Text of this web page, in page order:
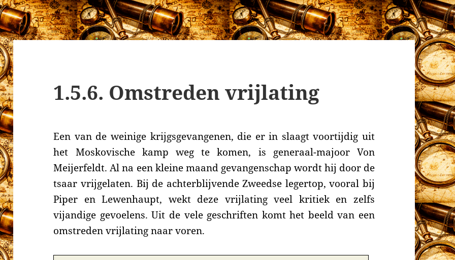
1.5.6. Omstreden vrijlating
Een van de weinige krijgsgevangenen, die er in slaagt voortijdig uit
het Moskovische kamp weg te komen, is generaal-majoor Von
Meijerfeldt. Al na een kleine maand gevangenschap wordt hij door de
tsaar vrijgelaten. Bij de achterblijvende Zweedse legertop, vooral bij
Piper en Lewenhaupt, wekt deze vrijlating veel kritiek en zelfs
vijandige gevoelens. Uit de vele geschriften komt het beeld van een
omstreden vrijlating naar voren.